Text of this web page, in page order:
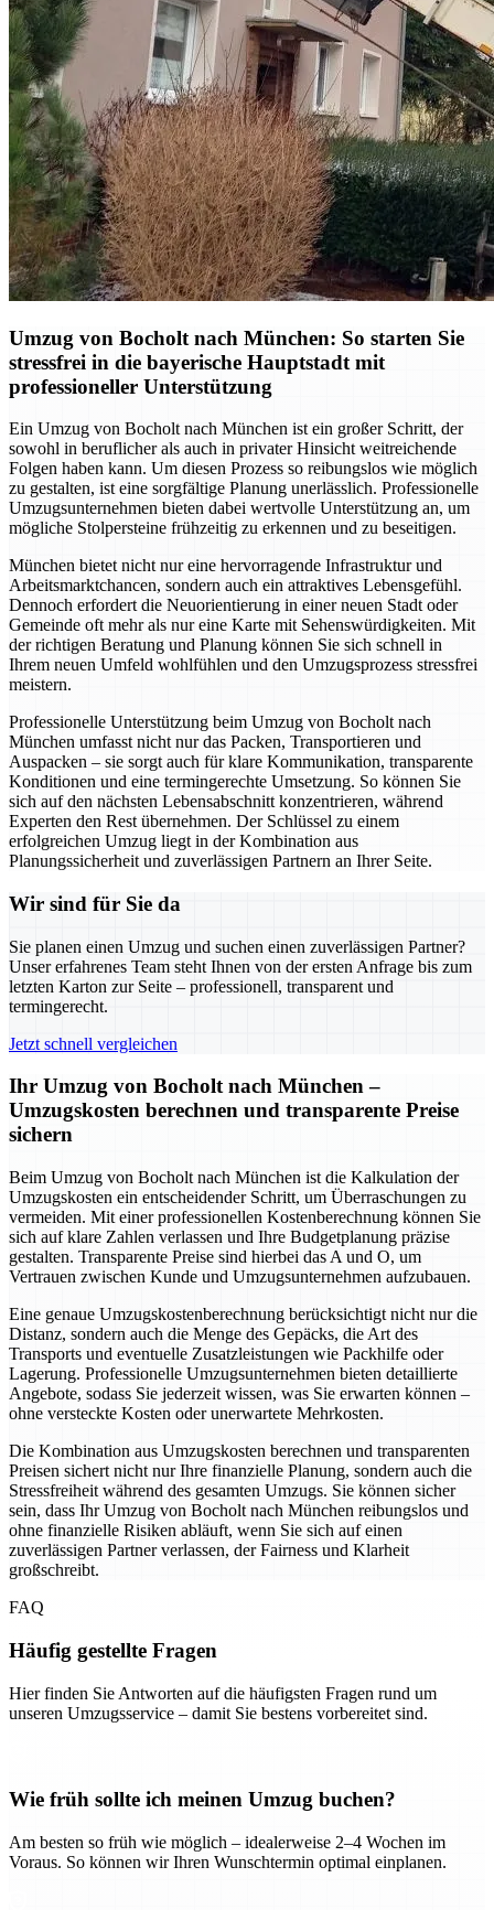
Umzug von Bocholt nach München: So starten Sie
stressfrei in die bayerische Hauptstadt mit
professioneller Unterstützung
Ein Umzug von Bocholt nach München ist ein großer Schritt, der
sowohl in beruflicher als auch in privater Hinsicht weitreichende
Folgen haben kann. Um diesen Prozess so reibungslos wie möglich
zu gestalten, ist eine sorgfältige Planung unerlässlich. Professionelle
Umzugsunternehmen bieten dabei wertvolle Unterstützung an, um
mögliche Stolpersteine frühzeitig zu erkennen und zu beseitigen.
München bietet nicht nur eine hervorragende Infrastruktur und
Arbeitsmarktchancen, sondern auch ein attraktives Lebensgefühl.
Dennoch erfordert die Neuorientierung in einer neuen Stadt oder
Gemeinde oft mehr als nur eine Karte mit Sehenswürdigkeiten. Mit
der richtigen Beratung und Planung können Sie sich schnell in
Ihrem neuen Umfeld wohlfühlen und den Umzugsprozess stressfrei
meistern.
Professionelle Unterstützung beim Umzug von Bocholt nach
München umfasst nicht nur das Packen, Transportieren und
Auspacken – sie sorgt auch für klare Kommunikation, transparente
Konditionen und eine termingerechte Umsetzung. So können Sie
sich auf den nächsten Lebensabschnitt konzentrieren, während
Experten den Rest übernehmen. Der Schlüssel zu einem
erfolgreichen Umzug liegt in der Kombination aus
Planungssicherheit und zuverlässigen Partnern an Ihrer Seite.
Wir sind für Sie da
Sie planen einen Umzug und suchen einen zuverlässigen Partner?
Unser erfahrenes Team steht Ihnen von der ersten Anfrage bis zum
letzten Karton zur Seite – professionell, transparent und
termingerecht.
Jetzt schnell vergleichen
Ihr Umzug von Bocholt nach München –
Umzugskosten berechnen und transparente Preise
sichern
Beim Umzug von Bocholt nach München ist die Kalkulation der
Umzugskosten ein entscheidender Schritt, um Überraschungen zu
vermeiden. Mit einer professionellen Kostenberechnung können Sie
sich auf klare Zahlen verlassen und Ihre Budgetplanung präzise
gestalten. Transparente Preise sind hierbei das A und O, um
Vertrauen zwischen Kunde und Umzugsunternehmen aufzubauen.
Eine genaue Umzugskostenberechnung berücksichtigt nicht nur die
Distanz, sondern auch die Menge des Gepäcks, die Art des
Transports und eventuelle Zusatzleistungen wie Packhilfe oder
Lagerung. Professionelle Umzugsunternehmen bieten detaillierte
Angebote, sodass Sie jederzeit wissen, was Sie erwarten können –
ohne versteckte Kosten oder unerwartete Mehrkosten.
Die Kombination aus Umzugskosten berechnen und transparenten
Preisen sichert nicht nur Ihre finanzielle Planung, sondern auch die
Stressfreiheit während des gesamten Umzugs. Sie können sicher
sein, dass Ihr Umzug von Bocholt nach München reibungslos und
ohne finanzielle Risiken abläuft, wenn Sie sich auf einen
zuverlässigen Partner verlassen, der Fairness und Klarheit
großschreibt.
FAQ
Häufig gestellte Fragen
Hier finden Sie Antworten auf die häufigsten Fragen rund um
unseren Umzugsservice – damit Sie bestens vorbereitet sind.
Wie früh sollte ich meinen Umzug buchen?
Am besten so früh wie möglich – idealerweise 2–4 Wochen im
Voraus. So können wir Ihren Wunschtermin optimal einplanen.